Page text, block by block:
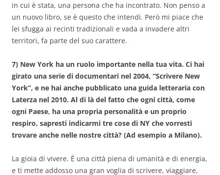
in cui è stata, una persona che ha incontrato. Non penso a
un nuovo libro, se è questo che intendi. Però mi piace che
lei sfugga ai recinti tradizionali e vada a invadere altri
territori, fa parte del suo carattere.
7) New York ha un ruolo importante nella tua vita. Ci hai
girato una serie di documentari nel 2004, “Scrivere New
York”, e ne hai anche pubblicato una guida letteraria con
Laterza nel 2010. Al di là del fatto che ogni città, come
ogni Paese, ha una propria personalità e un proprio
respiro, sapresti indicarmi tre cose di NY che vorresti
trovare anche nelle nostre città? (Ad esempio a Milano).
La gioia di vivere. È una città piena di umanità e di energia,
e ti mette addosso una gran voglia di scrivere, viaggiare,